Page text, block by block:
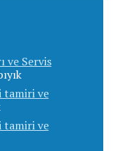
ve Servis
tamiri ve
tamiri ve